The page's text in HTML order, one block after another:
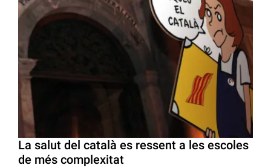
La salut del català es ressent a les escoles
de més complexitat